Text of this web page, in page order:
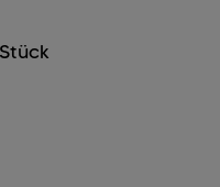
Stück